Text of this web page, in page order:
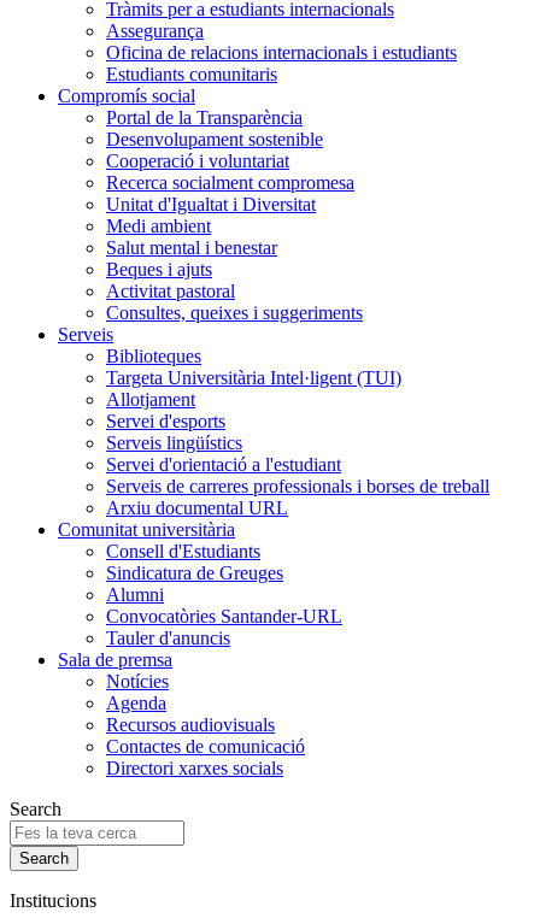
Tràmits per a estudiants internacionals
Assegurança
Oficina de relacions internacionals i estudiants
Estudiants comunitaris
Compromís social
Portal de la Transparència
Desenvolupament sostenible
Cooperació i voluntariat
Recerca socialment compromesa
Unitat d'Igualtat i Diversitat
Medi ambient
Salut mental i benestar
Beques i ajuts
Activitat pastoral
Consultes, queixes i suggeriments
Serveis
Biblioteques
Targeta Universitària Intel·ligent (TUI)
Allotjament
Servei d'esports
Serveis lingüístics
Servei d'orientació a l'estudiant
Serveis de carreres professionals i borses de treball
Arxiu documental URL
Comunitat universitària
Consell d'Estudiants
Sindicatura de Greuges
Alumni
Convocatòries Santander-URL
Tauler d'anuncis
Sala de premsa
Notícies
Agenda
Recursos audiovisuals
Contactes de comunicació
Directori xarxes socials
Search
Institucions